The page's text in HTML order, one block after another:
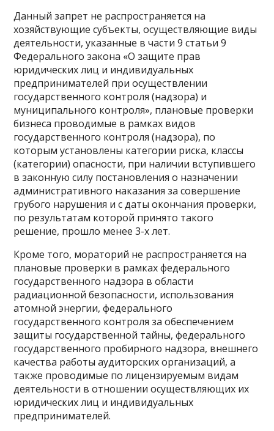
Данный запрет не распространяется на
хозяйствующие субъекты, осуществляющие виды
деятельности, указанные в части 9 статьи 9
Федерального закона «О защите прав
юридических лиц и индивидуальных
предпринимателей при осуществлении
государственного контроля (надзора) и
муниципального контроля», плановые проверки
бизнеса проводимые в рамках видов
государственного контроля (надзора), по
которым установлены категории риска, классы
(категории) опасности, при наличии вступившего
в законную силу постановления о назначении
административного наказания за совершение
грубого нарушения и с даты окончания проверки,
по результатам которой принято такого
решение, прошло менее 3-х лет.
Кроме того, мораторий не распространяется на
плановые проверки в рамках федерального
государственного надзора в области
радиационной безопасности, использования
атомной энергии, федерального
государственного контроля за обеспечением
защиты государственной тайны, федерального
государственного пробирного надзора, внешнего
качества работы аудиторских организаций, а
также проводимые по лицензируемым видам
деятельности в отношении осуществляющих их
юридических лиц и индивидуальных
предпринимателей.